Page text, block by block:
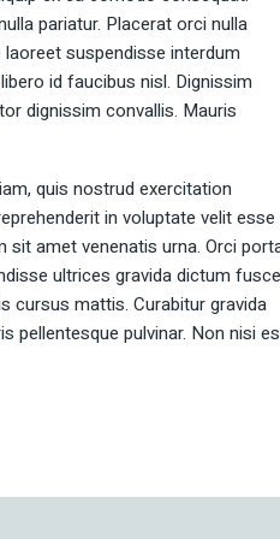
pariatur. Placerat orci nulla
suspendisse interdum
id faucibus nisl. Dignissim
dignissim convallis. Mauris
quis nostrud exercitation
in voluptate velit esse
sit amet venenatis urna. Orci
ultrices gravida dictum
cursus mattis. Curabitur gravida
pellentesque pulvinar. Non nisi